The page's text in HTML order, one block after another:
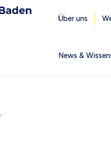
Über uns
News &